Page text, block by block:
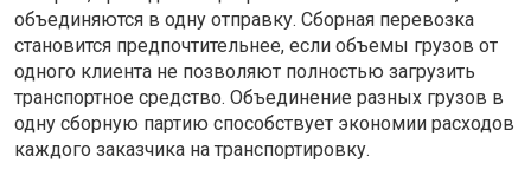
объединяются в одну отправку. Сборная перевозка
становится предпочтительнее, если объемы грузов от
одного клиента не позволяют полностью загрузить
транспортное средство. Объединение разных грузов в
одну сборную партию способствует экономии расходов
каждого заказчика на транспортировку.